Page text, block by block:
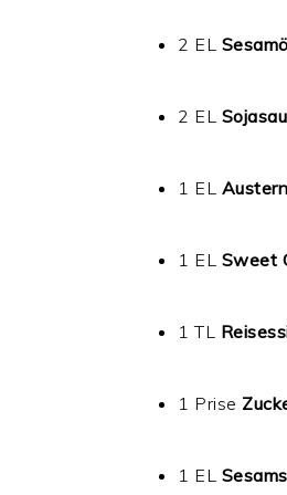
2 EL
2 EL
1 EL
1 EL Sweet
1 TL
1 Prise
1 EL